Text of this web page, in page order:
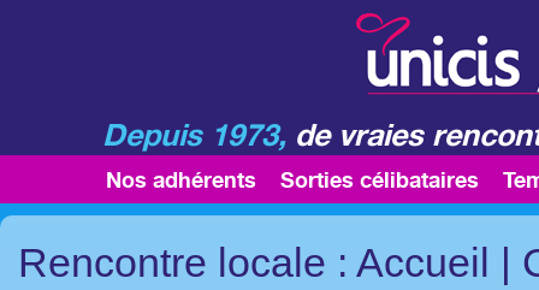
Depuis 1973, de vraies
Nos adhérents Sorties célibataires
Rencontre locale : Accueil |